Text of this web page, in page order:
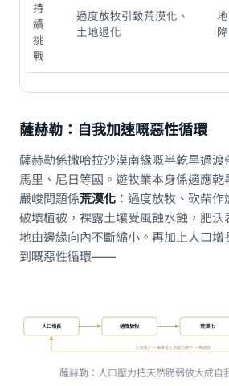
持
續
挑
戰
過度放牧引致荒漠化、
土地退化
薩赫勒：自我加速嘅惡性循環
薩赫勒係撒哈拉沙漠南緣嘅半乾旱過渡
馬里、尼日等國。遊牧業本身係適應乾
嚴峻問題係荒漠化 ：過度放牧、砍柴
破壞植被，裸露土壤受風蝕水蝕，肥
地由邊緣向內不斷縮小。再加上人口
到嘅惡性循環——
人口增長 過度放牧 荒漠化
土地減少 → 每單位土地壓力再升 → 再過牧
薩赫勒：人口壓力把天然脆弱放大成自